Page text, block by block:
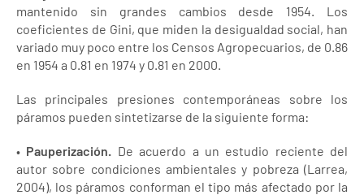
mantenido sin grandes cambios desde 1954. Los
coeficientes de Gini, que miden la desigualdad social, han
variado muy poco entre los Censos Agropecuarios, de 0.86
en 1954 a 0.81 en 1974 y 0.81 en 2000.
Las principales presiones contemporáneas sobre los
páramos pueden sintetizarse de la siguiente forma:
• Pauperización. De acuerdo a un estudio reciente del
autor sobre condiciones ambientales y pobreza (Larrea,
2004), los páramos conforman el tipo más afectado por la